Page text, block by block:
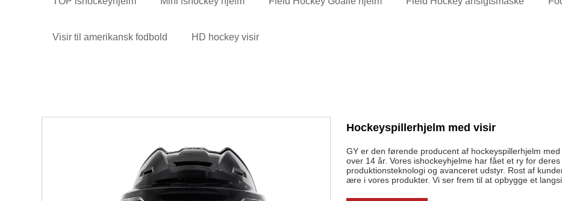
Visir til amerikansk fodbold HD hockey visir
Hockeyspillerhjelm med visir
GY er den førende producent af hockeyspillerhjelm
over 14 år. Vores ishockeyhjelme har fået et ry for
produktionsteknologi og avanceret udstyr. Rost af
ære i vores produkter. Vi ser frem til at opbygge et